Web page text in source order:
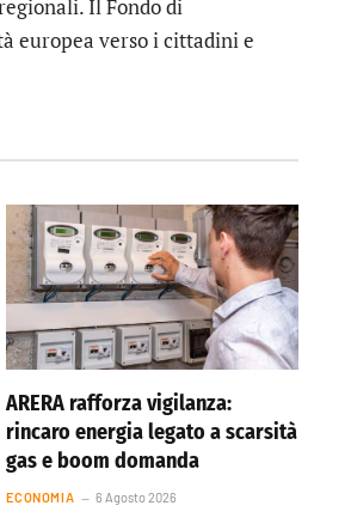
Il Fondo di
europea verso i cittadini e
ARERA rafforza vigilanza:
rincaro energia legato a scarsità
gas e boom domanda
ECONOMIA 6 Agosto 2026